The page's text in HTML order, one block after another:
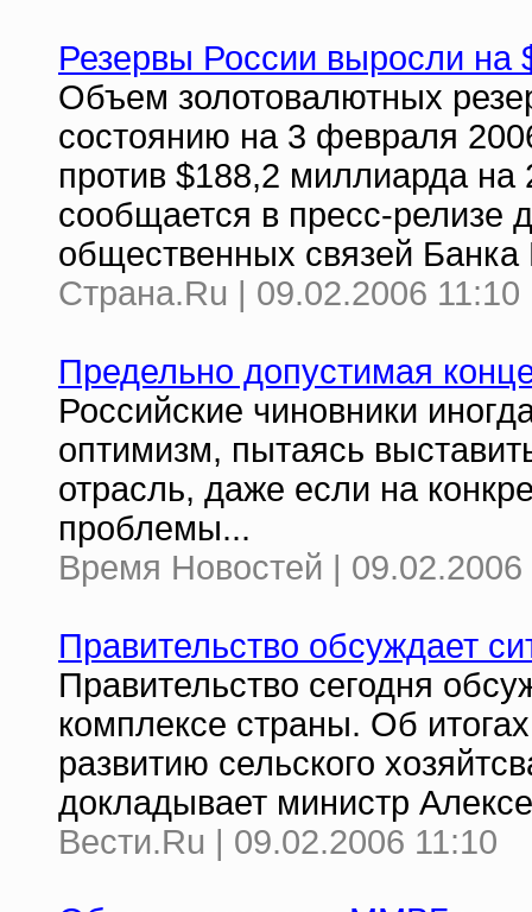
Резервы России выросли на
Объем золотовалютных
состоянию на 3 февраля
против $188,2 миллиарда
сообщается в пресс-релизе
общественных связей Банка
Страна.Ru | 09.02.2006 11:10
Предельно допустимая
Российские чиновники
оптимизм, пытаясь
отрасль, даже если на
проблемы...
Время Новостей | 09.02.2006
Правительство обсуждает
Правительство сегодня
комплексе страны. Об
развитию сельского
докладывает министр
Вести.Ru | 09.02.2006 11:10